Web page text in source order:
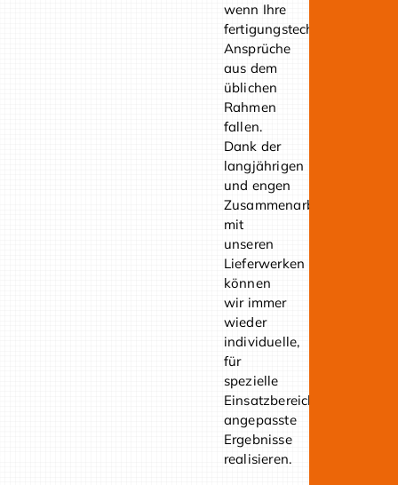
wenn Ihre
fertigungstechnischen
Ansprüche
aus dem
üblichen
Rahmen
fallen.
Dank der
langjährigen
und engen
Zusammenarbeit
mit
unseren
Lieferwerken
können
wir immer
wieder
individuelle,
für
spezielle
Einsatzbereiche
angepasste
Ergebnisse
realisieren.